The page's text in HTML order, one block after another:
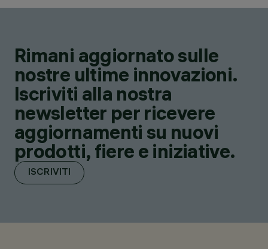
Rimani aggiornato sulle
nostre ultime innovazioni.
Iscriviti alla nostra
newsletter per ricevere
aggiornamenti su nuovi
prodotti, fiere e iniziative.
ISCRIVITI